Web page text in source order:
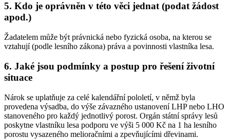
5. Kdo je oprávněn v této věci jednat (podat žádost
apod.)
Žadatelem může být právnická nebo fyzická osoba, na kterou se
vztahují (podle lesního zákona) práva a povinnosti vlastníka lesa.
6. Jaké jsou podmínky a postup pro řešení životní
situace
Nárok se uplatňuje za celé kalendářní pololetí, v němž byla
provedena výsadba, do výše závazného ustanovení LHP nebo LHO
stanoveného pro každý jednotlivý porost. Orgán státní správy lesů
poskytne vlastníku lesa podporu ve výši 5 000 Kč na 1 ha lesního
porostu vysazeného melioračními a zpevňujícími dřevinami.